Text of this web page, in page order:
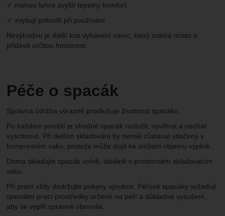
✓ mohou lehce zvýšit tepelný komfort
✓ zvyšují pohodlí při používání
Nevýhodou je další kus vybavení navíc, který zabírá místo a
přidává určitou hmotnost.
Péče o spacák
Správná údržba výrazně prodlužuje životnost spacáku.
Po každém použití je vhodné spacák rozložit, vyvětrat a nechat
vyschnout. Při delším skladování by neměl zůstávat stlačený v
kompresním vaku, protože může dojít ke snížení objemu výplně.
Doma skladujte spacák volně, ideálně v prostorném skladovacím
vaku.
Při praní vždy dodržujte pokyny výrobce. Péřové spacáky vyžadují
speciální prací prostředky určené na peří a důkladné vysušení,
aby se výplň správně obnovila.